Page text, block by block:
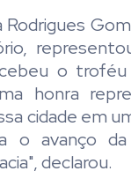
Rodrigues
o
honra
cidade em
o avanço da
declarou.